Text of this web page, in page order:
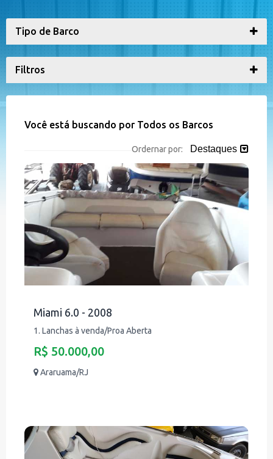
Tipo de Barco
Filtros
Você está buscando por Todos os Barcos
Ordernar por: Destaques
Miami 6.0 - 2008
1. Lanchas à venda/Proa Aberta
R$ 50.000,00
Araruama/RJ